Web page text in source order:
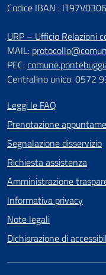
Codice IBAN :
URP – Ufficio Relazioni
MAIL:
PEC:
Centralino unico: 0572
Leggi le FAQ
Prenotazione
Segnalazione disservizio
Richiesta assistenza
Amministrazione
Informativa privacy
Note legali
Dichiarazione di